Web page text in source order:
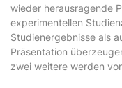
wieder herausragende
experimentellen
Studienergebnisse als
Präsentation
zwei weitere werden